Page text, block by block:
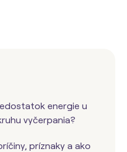
energie u
vyčerpania?
príznaky a ako